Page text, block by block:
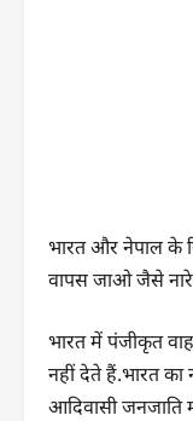
भारत और नेपाल के
वापस जाओ जैसे नारे
भारत में पंजीकृत
नहीं देते हैं.भारत का
आदिवासी जनजाति